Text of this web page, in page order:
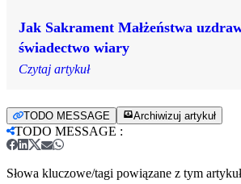
Jak Sakrament Małżeństwa
świadectwo wiary
Czytaj artykuł
TODO MESSAGE Archiwizuj artykuł
TODO MESSAGE :
Słowa kluczowe/tagi powiązane z tym